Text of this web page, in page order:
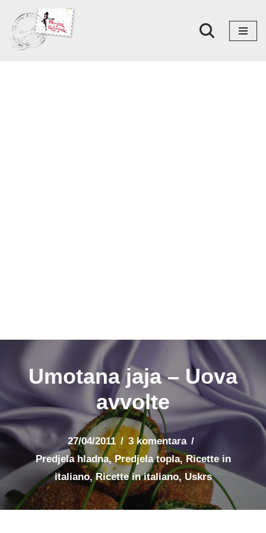
Skoči
na
Umotana jaja – Uova
avvolte
27/04/2011
3 komentara
Predjela hladna,Predjela topla,Ricette in
italiano,Ricette in italiano, Uskrs